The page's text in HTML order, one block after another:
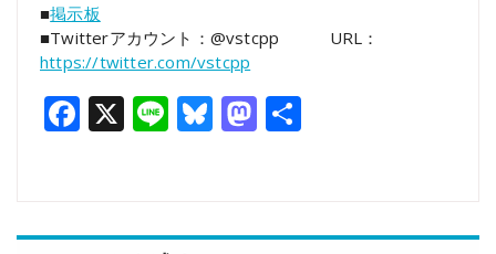
■掲示板
■Twitterアカウント：@vstcpp URL：
https://twitter.com/vstcpp
Facebook
X LineBluesky
Mastodon